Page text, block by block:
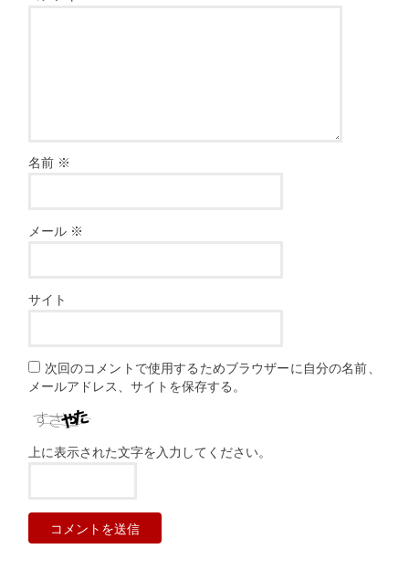
名前 ※
メール ※
サイト
次回のコメントで使用するためブラウザーに自分の名前、
メールアドレス、サイトを保存する。
上に表示された文字を入力してください。